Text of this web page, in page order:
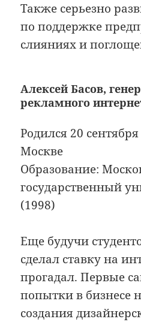
Также серьезно
по поддержке
слияниях и
Алексей Басов,
рекламного
Родился 20
Москве
Образование:
государственный
(1998)
Еще будучи
сделал ставку на
прогадал. Первые
попытки в бизнесе
создания